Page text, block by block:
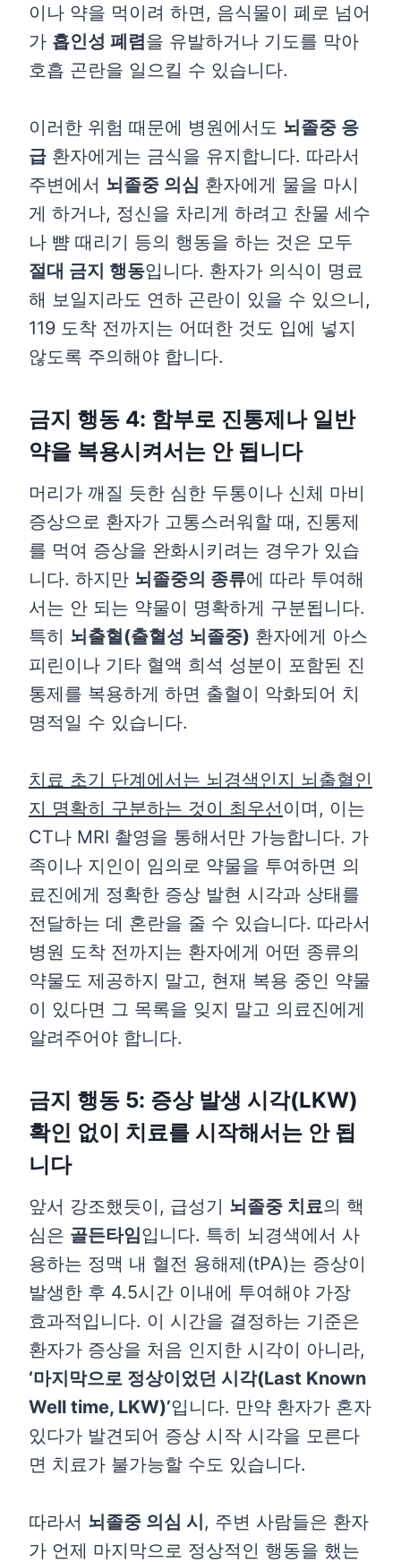
이나 약을 먹이려 하면, 음식물이 폐로 넘어
가 흡인성 폐렴을 유발하거나 기도를 막아
호흡 곤란을 일으킬 수 있습니다.
이러한 위험 때문에 병원에서도 뇌졸중 응
급 환자에게는 금식을 유지합니다. 따라서
주변에서 뇌졸중 의심 환자에게 물을 마시
게 하거나, 정신을 차리게 하려고 찬물 세수
나 뺨 때리기 등의 행동을 하는 것은 모두
절대 금지 행동입니다. 환자가 의식이 명료
해 보일지라도 연하 곤란이 있을 수 있으니,
119 도착 전까지는 어떠한 것도 입에 넣지
않도록 주의해야 합니다.
금지 행동 4: 함부로 진통제나 일반
약을 복용시켜서는 안 됩니다
머리가 깨질 듯한 심한 두통이나 신체 마비
증상으로 환자가 고통스러워할 때, 진통제
를 먹여 증상을 완화시키려는 경우가 있습
니다. 하지만 뇌졸중의 종류에 따라 투여해
서는 안 되는 약물이 명확하게 구분됩니다.
특히 뇌출혈(출혈성 뇌졸중) 환자에게 아스
피린이나 기타 혈액 희석 성분이 포함된 진
통제를 복용하게 하면 출혈이 악화되어 치
명적일 수 있습니다.
치료 초기 단계에서는 뇌경색인지 뇌출혈인
지 명확히 구분하는 것이 최우선 이며, 이는
CT나 MRI 촬영을 통해서만 가능합니다. 가
족이나 지인이 임의로 약물을 투여하면 의
료진에게 정확한 증상 발현 시각과 상태를
전달하는 데 혼란을 줄 수 있습니다. 따라서
병원 도착 전까지는 환자에게 어떤 종류의
약물도 제공하지 말고, 현재 복용 중인 약물
이 있다면 그 목록을 잊지 말고 의료진에게
알려주어야 합니다.
금지 행동 5: 증상 발생 시각(LKW)
확인 없이 치료를 시작해서는 안 됩
니다
앞서 강조했듯이, 급성기 뇌졸중 치료의 핵
심은 골든타임입니다. 특히 뇌경색에서 사
용하는 정맥 내 혈전 용해제(tPA)는 증상이
발생한 후 4.5시간 이내에 투여해야 가장
효과적입니다. 이 시간을 결정하는 기준은
환자가 증상을 처음 인지한 시각이 아니라,
‘마지막으로 정상이었던 시각(Last Known
Well time, LKW)’입니다. 만약 환자가 혼자
있다가 발견되어 증상 시작 시각을 모른다
면 치료가 불가능할 수도 있습니다.
따라서 뇌졸중 의심 시, 주변 사람들은 환자
가 언제 마지막으로 정상적인 행동을 했는